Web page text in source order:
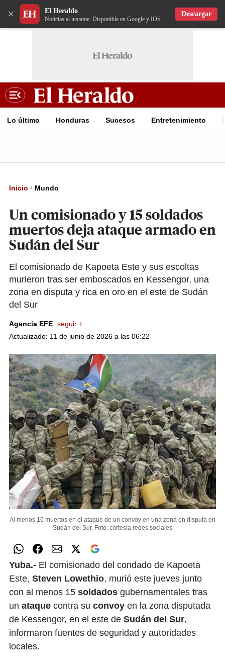
× El Heraldo
Noticias al instante. Disponible en Google y IOS
Descargar
Lo último Honduras Sucesos Entretenimiento
Inicio · Mundo
Un comisionado y 15 soldados
muertos deja ataque armado en
Sudán del Sur
El comisionado de Kapoeta Este y sus escoltas
murieron tras ser emboscados en Kessengor, una
zona en disputa y rica en oro en el este de Sudán
del Sur
Agencia EFE seguir +
Actualizado: 11 de junio de 2026 a las 06:22
Al menos 16 muertos en el ataque de un convoy en una zona en disputa en
Sudán del Sur. Foto: cortesía redes sociales
Yuba.- El comisionado del condado de Kapoeta
Este, Steven Lowethio, murió este jueves junto
con al menos 15 soldados gubernamentales tras
un ataque contra su convoy en la zona disputada
de Kessengor, en el este de Sudán del Sur,
informaron fuentes de seguridad y autoridades
locales.